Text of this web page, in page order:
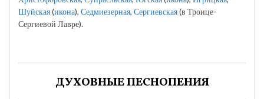
Шуйская(икона), Седмиезерная, Сергиевская(в Троице-
Сергиевой Лавре).
ДУХОВНЫЕ ПЕСНОПЕНИЯ